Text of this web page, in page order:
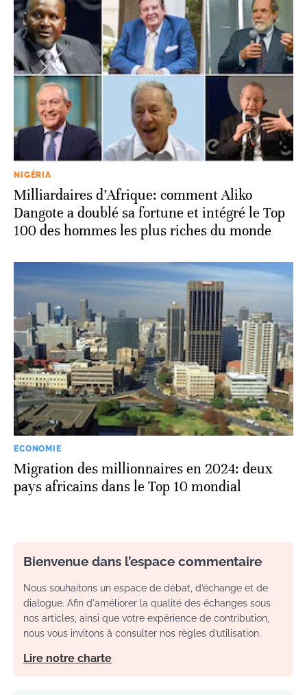
NIGÉRIA
Milliardaires d’Afrique: comment Aliko
Dangote a doublé sa fortune et intégré le Top
100 des hommes les plus riches du monde
ECONOMIE
Migration des millionnaires en 2024: deux
pays africains dans le Top 10 mondial
Bienvenue dans l’espace commentaire
Nous souhaitons un espace de débat, d’échange et de
dialogue. Afin d'améliorer la qualité des échanges sous
nos articles, ainsi que votre expérience de contribution,
nous vous invitons à consulter nos règles d’utilisation.
Lire notre charte